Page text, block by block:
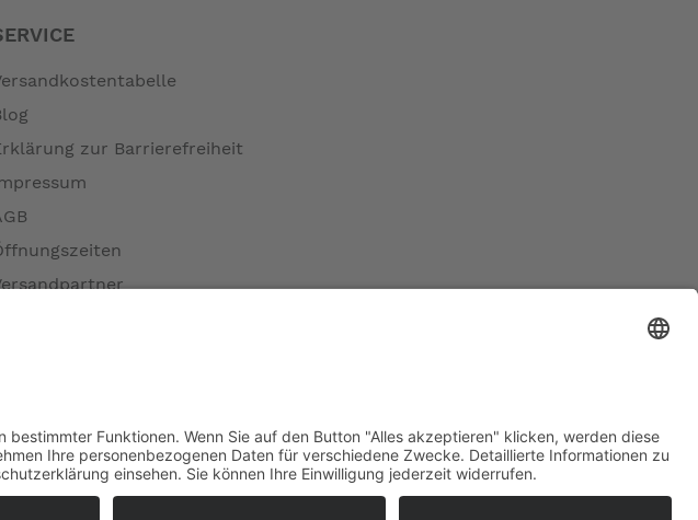
zur Barrierefreiheit
MS
Widerrufsrecht bei Reparatur